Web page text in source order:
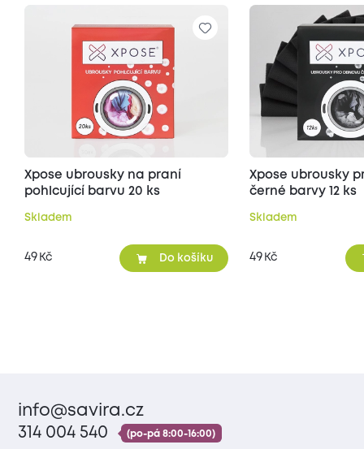
Xpose ubrousky na praní
pohlcující barvu 20 ks
Skladem
49 Kč Do košíku
Xpose ubrousky
černé barvy 12 ks
Skladem
49 Kč
info@savira.cz
314 004 540
(po-pá 8:00-16:00)